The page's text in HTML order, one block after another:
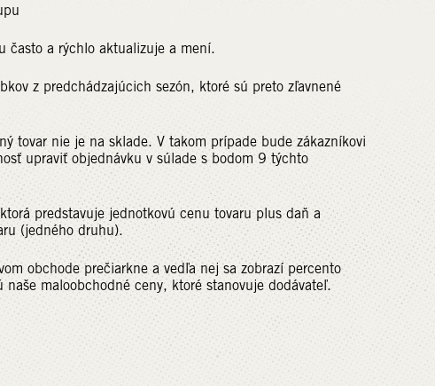
často a rýchlo aktualizuje a mení.
z predchádzajúcich sezón, ktoré sú preto zľavnené
tovar nie je na sklade. V takom prípade bude zákazníkovi
upraviť objednávku v súlade s bodom 9 týchto
predstavuje jednotkovú cenu tovaru plus daň a
(jedného druhu).
obchode prečiarkne a vedľa nej sa zobrazí percento
maloobchodné ceny, ktoré stanovuje dodávateľ.